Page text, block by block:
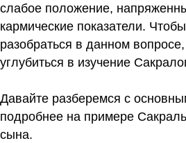
слабое положение,
кармические показатели.
разобраться в данном
углубиться в изучение
Давайте разберемся с
подробнее на примере
сына.